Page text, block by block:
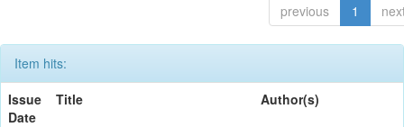
previous 1
Item hits:
Issue
Date
Title Author(s)